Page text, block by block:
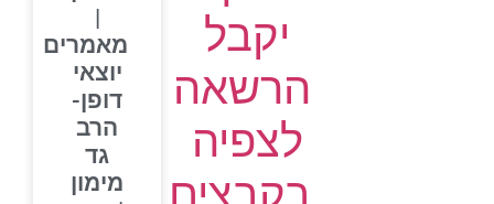
יקבל
הרשאה
לצפיה
מאמרים
יוצאי
דופן-
הרב
מימון